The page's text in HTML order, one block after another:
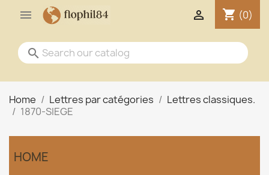
 shopping_cart (0)

search
Home Lettres par catégories
Lettres classiques.
1870-SIEGE
HOME